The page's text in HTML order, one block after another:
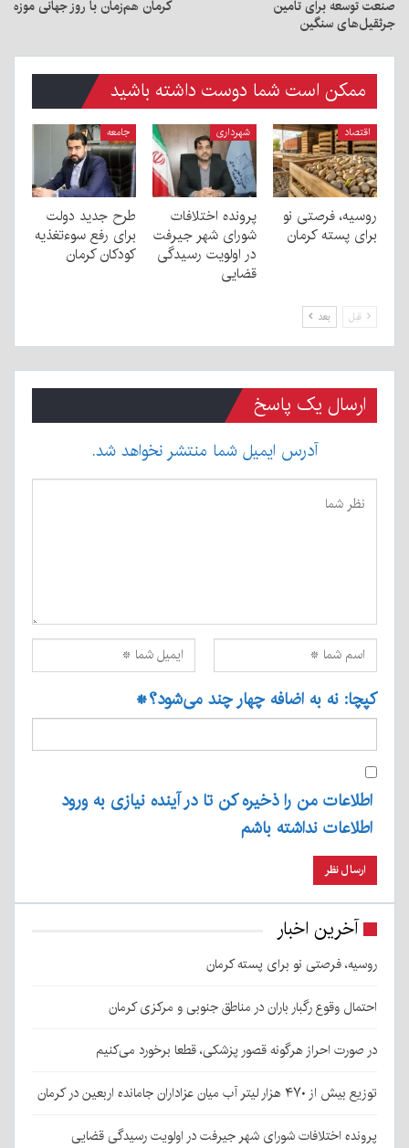
صنعت توسعه برای تامین
جرثقیل‌های سنگین
کرمان هم‌زمان با روز جهانی موزه
ممکن است شما دوست داشته باشید
اقتصاد
روسیه، فرصتی نو
برای پسته کرمان
شهرداری
پرونده اختلافات
شورای شهر جیرفت
در اولویت رسیدگی
قضایی
جامعه
طرح جدید دولت
برای رفع سوءتغذیه
کودکان کرمان
قبل بعد
ارسال یک پاسخ
آدرس ایمیل شما منتشر نخواهد شد.
کپچا: نه به اضافه چهار چند می‌شود؟*
اطلاعات من را ذخیره کن تا در آینده نیازی به ورود
اطلاعات نداشته باشم
آخرین اخبار
روسیه، فرصتی نو برای پسته کرمان
احتمال وقوع رگبار باران در مناطق جنوبی و مرکزی کرمان
در صورت احراز هرگونه قصور پزشکی، قطعا برخورد می‌کنیم
توزیع بیش از ۴۷۰ هزار لیتر آب میان عزاداران جامانده اربعین در کرمان
پرونده اختلافات شورای شهر جیرفت در اولویت رسیدگی قضایی